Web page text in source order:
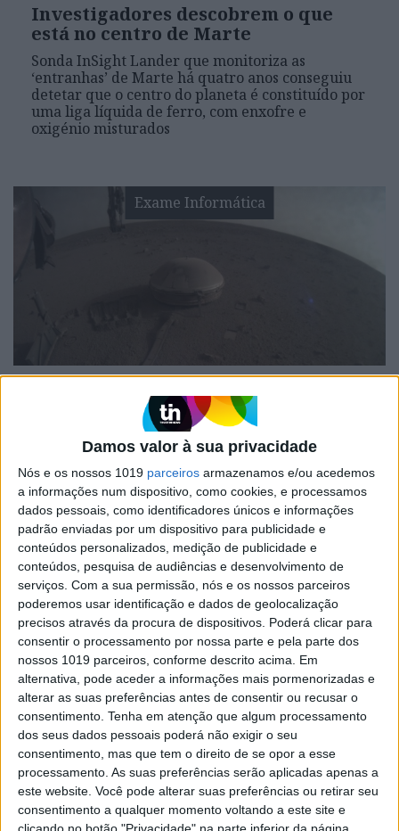
Damos valor à sua privacidade
Nós e os nossos 1019 parceiros armazenamos e/ou acedemos
a informações num dispositivo, como cookies, e processamos
dados pessoais, como identificadores únicos e informações
padrão enviadas por um dispositivo para publicidade e
conteúdos personalizados, medição de publicidade e
conteúdos, pesquisa de audiências e desenvolvimento de
serviços. Com a sua permissão, nós e os nossos parceiros
poderemos usar identificação e dados de geolocalização
precisos através da procura de dispositivos. Poderá clicar para
consentir o processamento por nossa parte e pela parte dos
nossos 1019 parceiros, conforme descrito acima. Em
alternativa, pode aceder a informações mais pormenorizadas e
alterar as suas preferências antes de consentir ou recusar o
consentimento. Tenha em atenção que algum processamento
dos seus dados pessoais poderá não exigir o seu
consentimento, mas que tem o direito de se opor a esse
processamento. As suas preferências serão aplicadas apenas a
este website. Você pode alterar suas preferências ou retirar seu
consentimento a qualquer momento voltando a este site e
Investigadores descobrem o que
está no centro de Marte
Sonda InSight Lander que monitoriza as
‘entranhas’ de Marte há quatro anos conseguiu
detetar que o centro do planeta é constituído por
uma liga líquida de ferro, com enxofre e
oxigénio misturados
Exame Informática
Sonda marciana InSight termina
missão em Marte: "Obrigado por me
acompanharem"
Chegou ao fim a missão de mais uma sonda em
Marte, depois de a poeira ter coberto os painéis
solares da InSight de tal forma que o aparelho
não consegue receber mais energia para operar
Exame Informática
EXAME INFORMÁTICA
NASA assume que Mars